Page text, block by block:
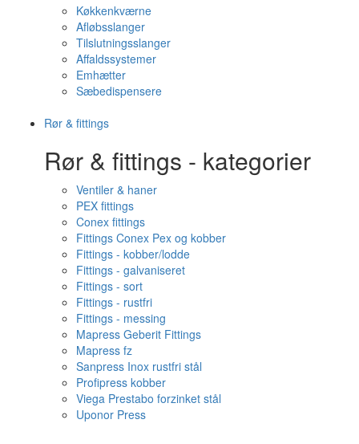
Køkkenkværne
Afløbsslanger
Tilslutningsslanger
Affaldssystemer
Emhætter
Sæbedispensere
Rør & fittings
Rør & fittings - kategorier
Ventiler & haner
PEX fittings
Conex fittings
Fittings Conex Pex og kobber
Fittings - kobber/lodde
Fittings - galvaniseret
Fittings - sort
Fittings - rustfri
Fittings - messing
Mapress Geberit Fittings
Mapress fz
Sanpress Inox rustfri stål
Profipress kobber
Viega Prestabo forzinket stål
Uponor Press